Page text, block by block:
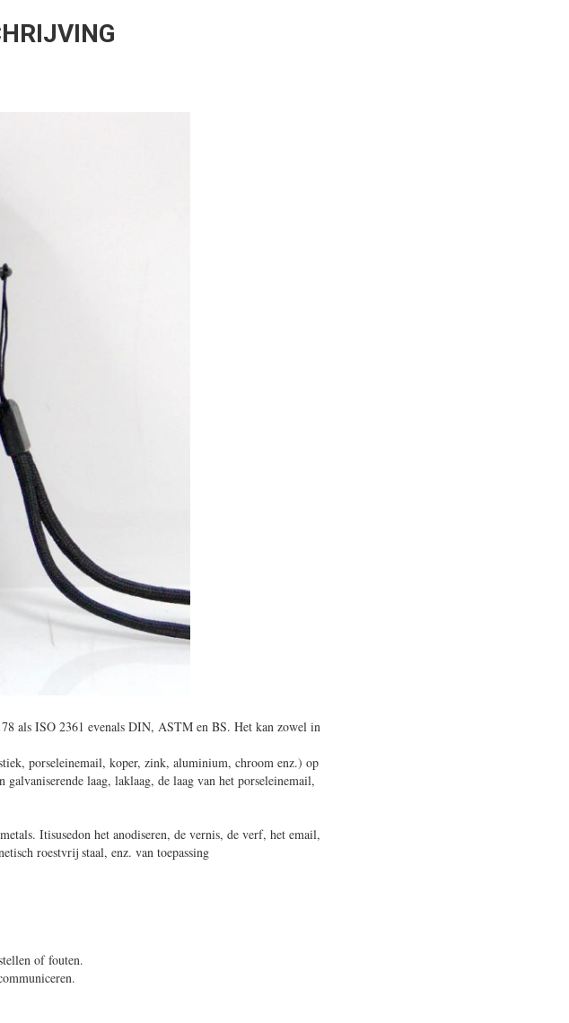
als ISO 2361 evenals DIN, ASTM en BS. Het kan zowel in
porseleinemail, koper, zink, aluminium, chroom enz.) op
laag, laklaag, de laag van het porseleinemail,
Itisusedon het anodiseren, de vernis, de verf, het email,
roestvrij staal, enz. van toepassing
of fouten.